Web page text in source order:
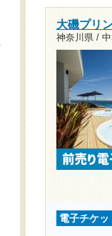
大磯プリ
神奈川県 /
電子チケッ